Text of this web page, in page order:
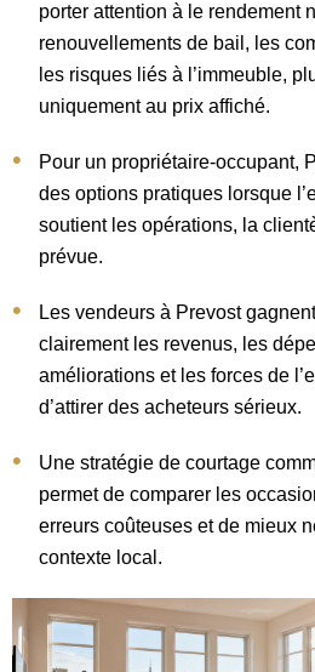
porter attention à le rendement
renouvellements de bail, les
les risques liés à l’immeuble,
uniquement au prix affiché.
Pour un propriétaire-occupant,
des options pratiques lorsque
soutient les opérations, la
prévue.
Les vendeurs à Prevost
clairement les revenus, les
améliorations et les forces de
d’attirer des acheteurs sérieux.
Une stratégie de courtage
permet de comparer les
erreurs coûteuses et de mieux
contexte local.